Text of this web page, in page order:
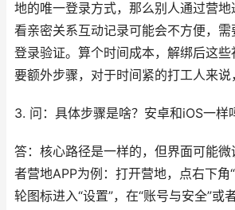
地的唯一登录方式，那么别人通过营
看亲密关系互动记录可能会不方便，
登录验证。算个时间成本，解绑后这
要额外步骤，对于时间紧的打工人来说
3. 问：具体步骤是啥？安卓和iOS一样
答：核心路径是一样的，但界面可能
者营地APP为例：打开营地，点右下角
轮图标进入“设置”，在“账号与安全”或